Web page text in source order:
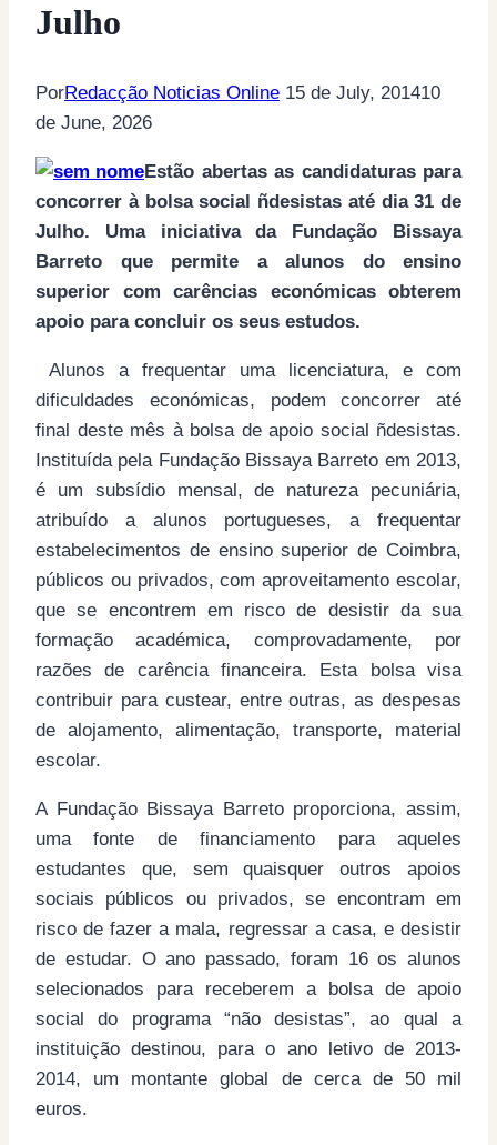
Julho
PorRedacção Noticias Online 15 de July, 201410
de June, 2026
Estão abertas as candidaturas para
concorrer à bolsa social ñdesistas até dia 31 de
Julho. Uma iniciativa da Fundação Bissaya
Barreto que permite a alunos do ensino
superior com carências económicas obterem
apoio para concluir os seus estudos.
Alunos a frequentar uma licenciatura, e com
dificuldades económicas, podem concorrer até
final deste mês à bolsa de apoio social ñdesistas.
Instituída pela Fundação Bissaya Barreto em 2013,
é um subsídio mensal, de natureza pecuniária,
atribuído a alunos portugueses, a frequentar
estabelecimentos de ensino superior de Coimbra,
públicos ou privados, com aproveitamento escolar,
que se encontrem em risco de desistir da sua
formação académica, comprovadamente, por
razões de carência financeira. Esta bolsa visa
contribuir para custear, entre outras, as despesas
de alojamento, alimentação, transporte, material
escolar.
A Fundação Bissaya Barreto proporciona, assim,
uma fonte de financiamento para aqueles
estudantes que, sem quaisquer outros apoios
sociais públicos ou privados, se encontram em
risco de fazer a mala, regressar a casa, e desistir
de estudar. O ano passado, foram 16 os alunos
selecionados para receberem a bolsa de apoio
social do programa “não desistas”, ao qual a
instituição destinou, para o ano letivo de 2013-
2014, um montante global de cerca de 50 mil
euros.